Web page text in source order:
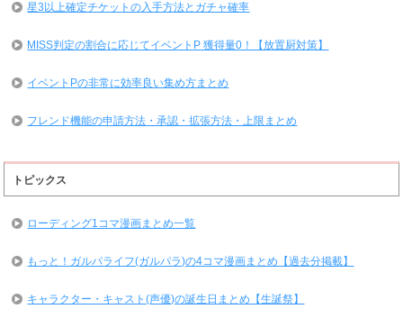
星3以上確定チケットの入手方法とガチャ確率
MISS判定の割合に応じてイベントP 獲得量0！【放置厨対策】
イベントPの非常に効率良い集め方まとめ
フレンド機能の申請方法・承認・拡張方法・上限まとめ
トピックス
ローディング1コマ漫画まとめ一覧
もっと！ガルパライフ(ガルパラ)の4コマ漫画まとめ【過去分掲載】
キャラクター・キャスト(声優)の誕生日まとめ【生誕祭】